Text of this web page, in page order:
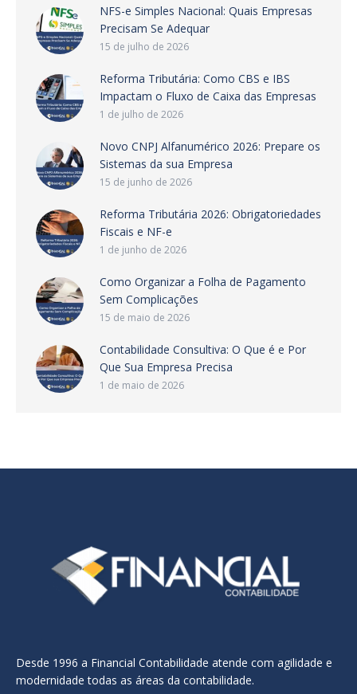
NFS-e Simples Nacional: Quais Empresas
Precisam Se Adequar
15 de julho de 2026
Reforma Tributária: Como CBS e IBS
Impactam o Fluxo de Caixa das Empresas
1 de julho de 2026
Novo CNPJ Alfanumérico 2026: Prepare os
Sistemas da sua Empresa
15 de junho de 2026
Reforma Tributária 2026: Obrigatoriedades
Fiscais e NF-e
1 de junho de 2026
Como Organizar a Folha de Pagamento
Sem Complicações
15 de maio de 2026
Contabilidade Consultiva: O Que é e Por
Que Sua Empresa Precisa
1 de maio de 2026
Desde 1996 a Financial Contabilidade atende com agilidade e
modernidade todas as áreas da contabilidade.